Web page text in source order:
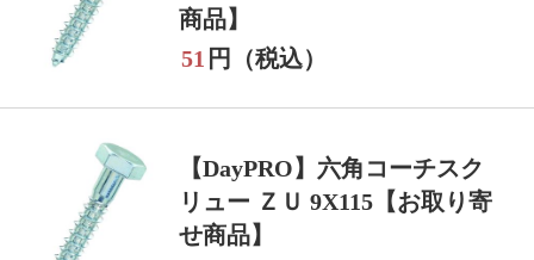
商品】
51 円（税込）
【DayPRO】六角コーチスク
リュー ＺＵ 9X115【お取り寄
せ商品】